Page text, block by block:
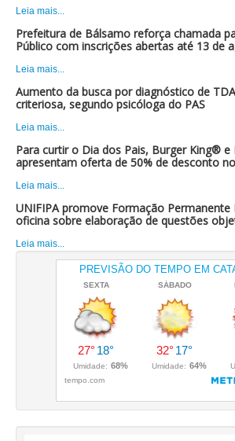
Leia mais...
Prefeitura de Bálsamo reforça chamada
Público com inscrições abertas até 13 de
Leia mais...
Aumento da busca por diagnóstico de
criteriosa, segundo psicóloga do PAS
Leia mais...
Para curtir o Dia dos Pais, Burger King®
apresentam oferta de 50% de desconto
Leia mais...
UNIFIPA promove Formação
oficina sobre elaboração de questões
Leia mais...